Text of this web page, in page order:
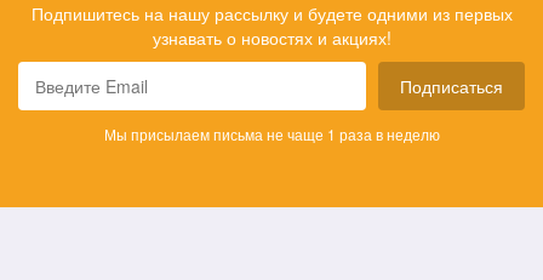
Подпишитесь на нашу рассылку и будете одними из первых
узнавать о новостях и акциях!
Подписаться
Мы присылаем письма не чаще 1 раза в неделю